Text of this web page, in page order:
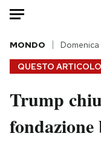
HOME
Italia
Politica
QUESTO
MONDO
Trump
fondazione